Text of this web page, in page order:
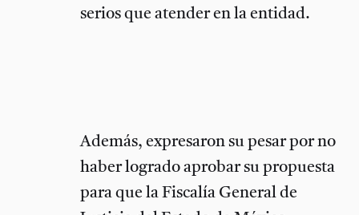
serios que atender en la entidad.
Además, expresaron su pesar por no
haber logrado aprobar su propuesta
para que la Fiscalía General de